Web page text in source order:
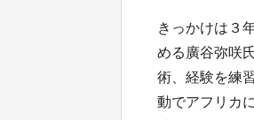
きっかけは３
める廣谷弥咲
術、経験を練
動でアフリカ